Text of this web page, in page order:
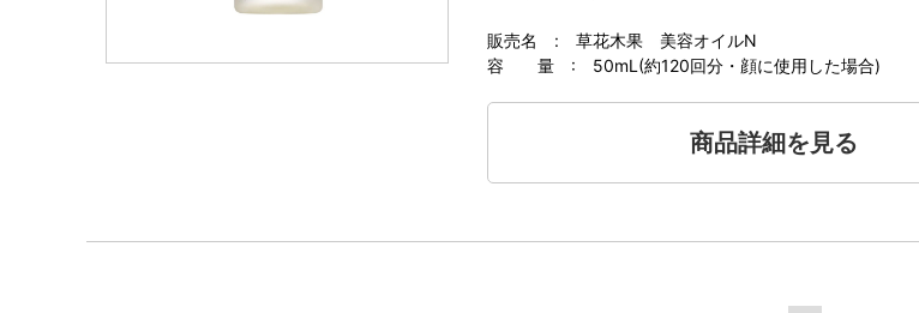
販売名 : 草花木果 美容オイルN
容 量 : 50mL(約120回分・顔に使用した場合)
商品詳細を見る